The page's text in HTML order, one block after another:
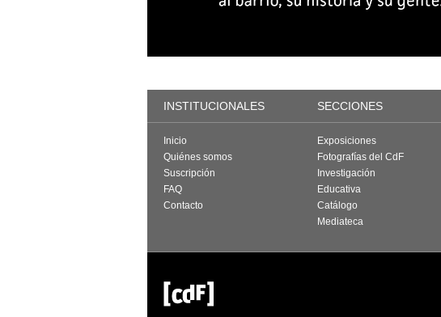
INSTITUCIONALES SECCIONES
Inicio
Quiénes somos
Suscripción
FAQ
Contacto
Exposiciones
Fotografías del CdF
Investigación
Educativa
Catálogo
Mediateca